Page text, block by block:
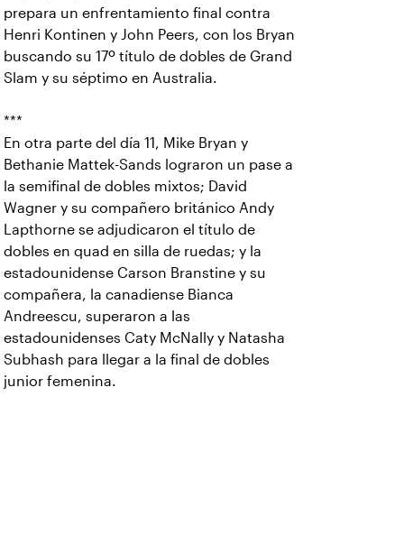
prepara un enfrentamiento final contra
Henri Kontinen y John Peers, con los Bryan
buscando su 17º título de dobles de Grand
Slam y su séptimo en Australia.
***
En otra parte del día 11, Mike Bryan y
Bethanie Mattek-Sands lograron un pase a
la semifinal de dobles mixtos; David
Wagner y su compañero británico Andy
Lapthorne se adjudicaron el título de
dobles en quad en silla de ruedas; y la
estadounidense Carson Branstine y su
compañera, la canadiense Bianca
Andreescu, superaron a las
estadounidenses Caty McNally y Natasha
Subhash para llegar a la final de dobles
junior femenina.